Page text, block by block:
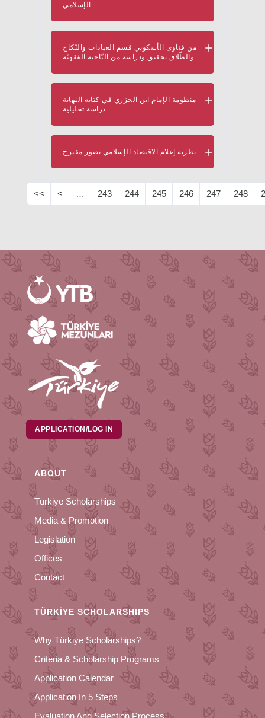
الإسلامي
من فتاوى الأسكوبي قسم العبادات والنّكاح
والطّلاق تحقيق ودراسة من النّاحية الفقهيّة.
منظومة الإمام ابن الجزري في كتابه النهاية
دراسة تحليلية
نظرية إعلام الاقتصاد الإسلامي تصور مقترح
<< < … 243 244 245 246 247 248
APPLICATION/LOG IN
ABOUT
Türkiye Scholarships
Media & Promotion
Legislation
Offices
Contact
TÜRKİYE SCHOLARSHIPS
Why Türkiye Scholarships?
Criteria & Scholarship Programs
Application Calendar
Application In 5 Steps